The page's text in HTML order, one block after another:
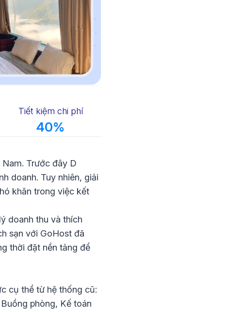
Tiết kiệm chi phí
40%
Trước đây D
doanh. Tuy nhiên, giải
khăn trong việc kết
doanh thu và thích
sạn với GoHost đã
thời đặt nền tảng để
cụ thể từ hệ thống cũ:
phòng, Kế toán